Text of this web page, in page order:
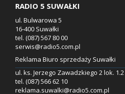
RADIO 5 SUWAŁKI
ul. Bulwarowa 5
16-400 Suwałki
tel. (087) 567 80 00
serwis@radio5.com.pl
Reklama Biuro sprzedaży Suwałki
ul. ks. Jerzego Zawadzkiego 2 lok. 1.2
tel. (087) 566 62 10
reklama.suwalki@radio5.com.pl